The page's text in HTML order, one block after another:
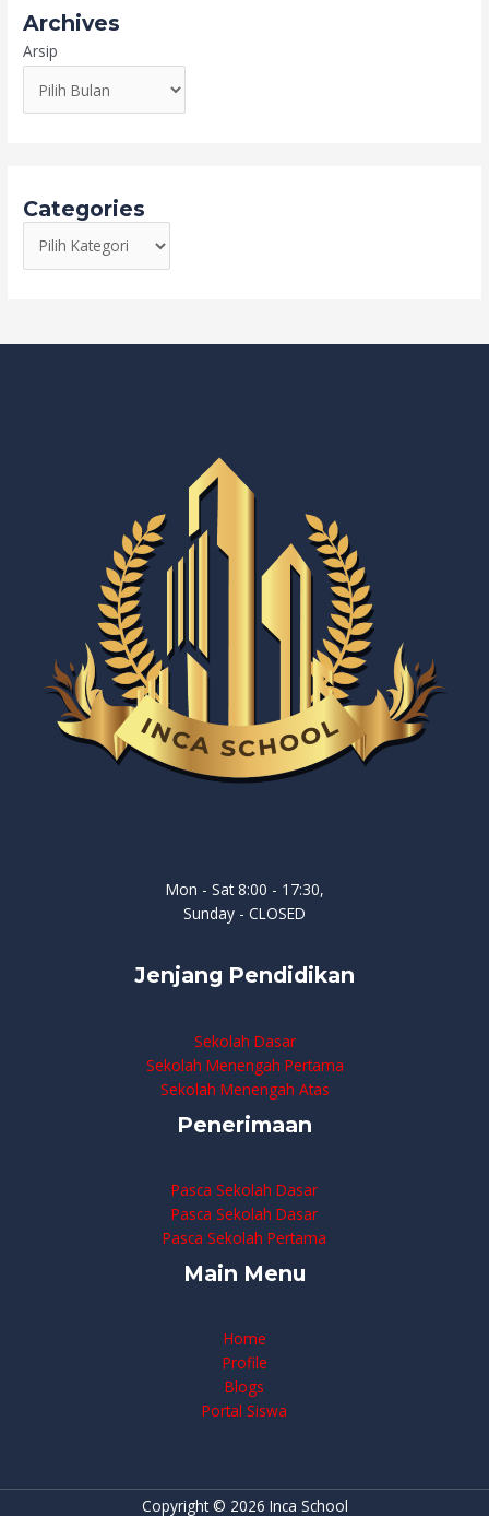
Archives
Arsip
Categories
Mon - Sat 8:00 - 17:30,
Sunday - CLOSED
Jenjang Pendidikan
Sekolah Dasar
Sekolah Menengah Pertama
Sekolah Menengah Atas
Penerimaan
Pasca Sekolah Dasar
Pasca Sekolah Dasar
Pasca Sekolah Pertama
Main Menu
Home
Profile
Blogs
Portal Siswa
Copyright © 2026 Inca School